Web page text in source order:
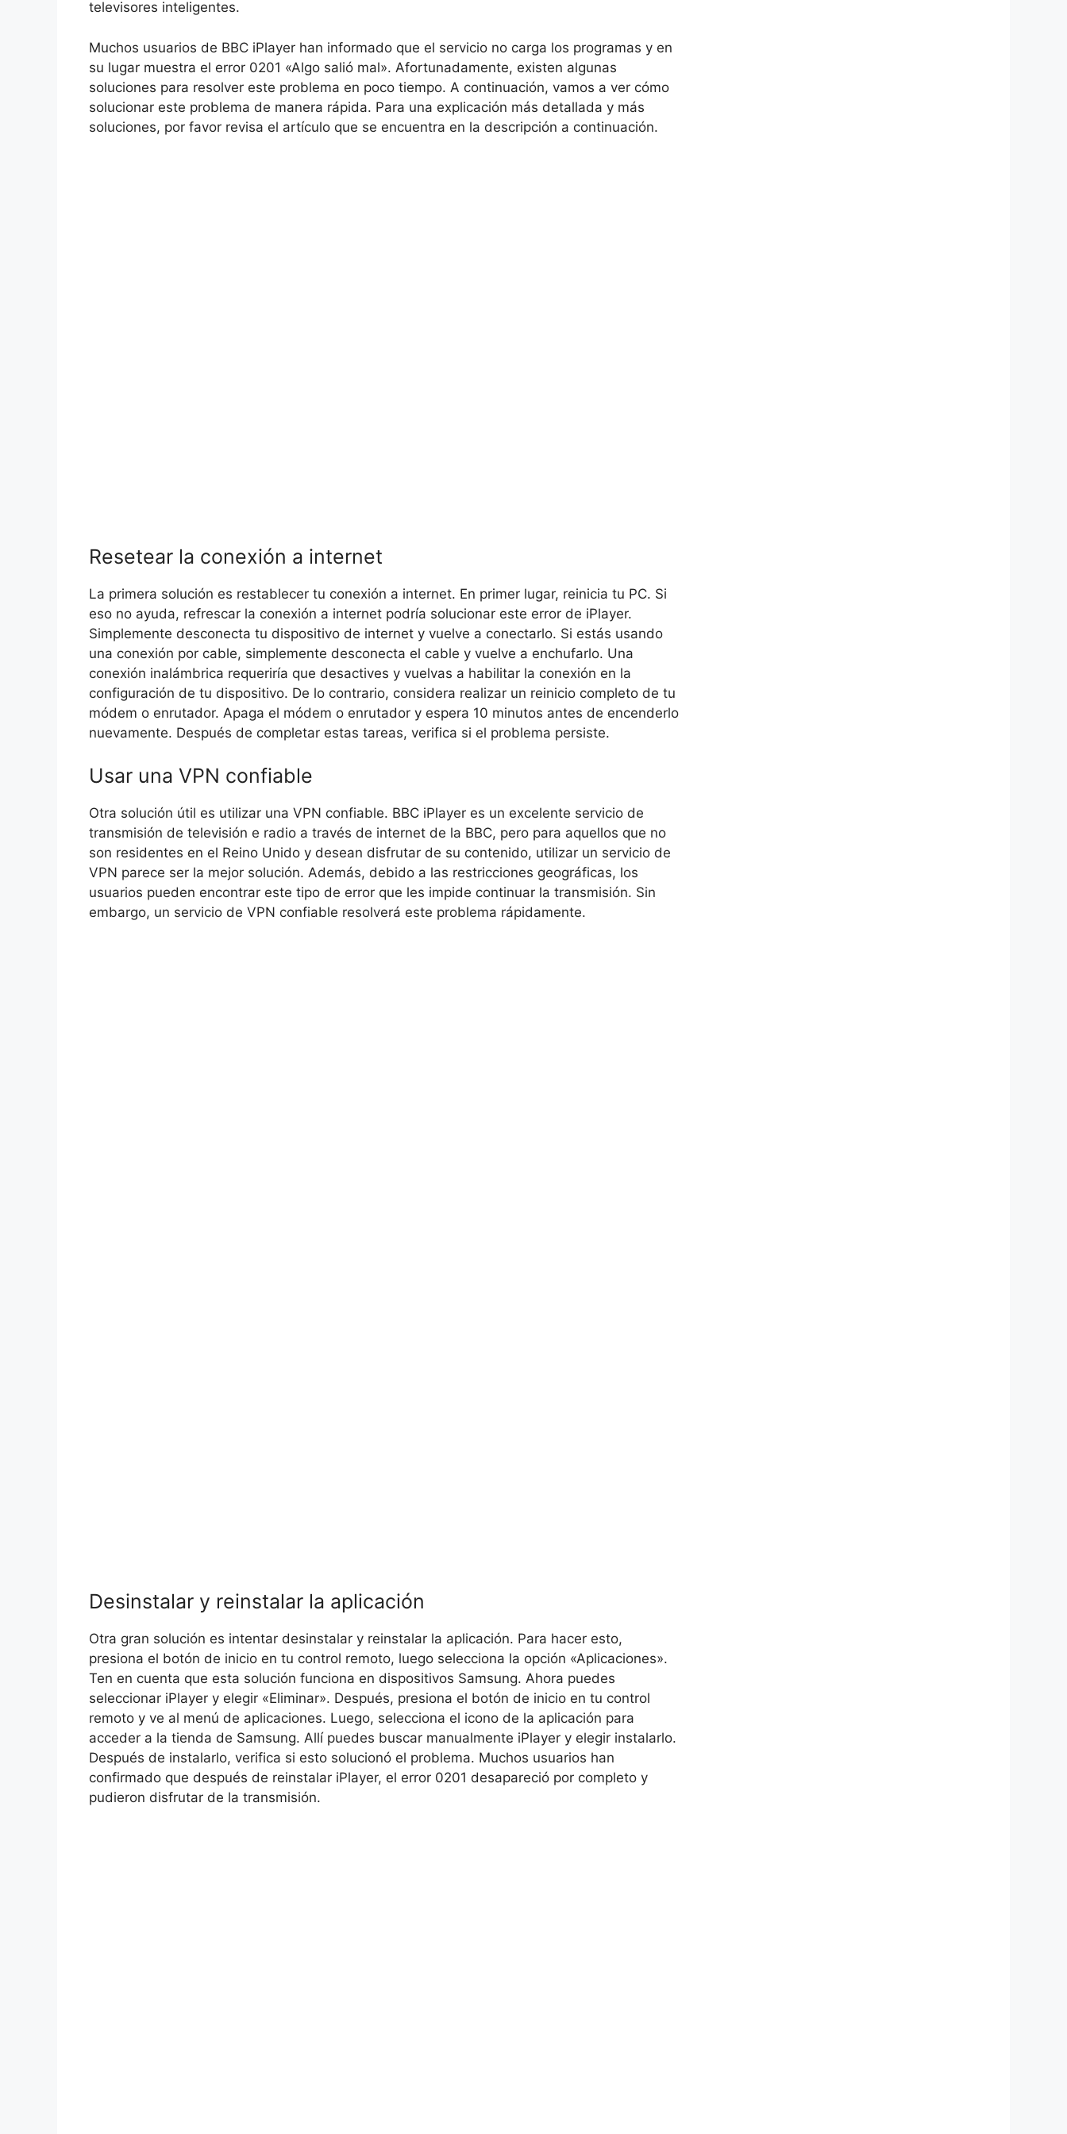
televisores inteligentes.
Muchos usuarios de BBC iPlayer han informado que el servicio no carga los programas y en
su lugar muestra el error 0201 «Algo salió mal». Afortunadamente, existen algunas
soluciones para resolver este problema en poco tiempo. A continuación, vamos a ver cómo
solucionar este problema de manera rápida. Para una explicación más detallada y más
soluciones, por favor revisa el artículo que se encuentra en la descripción a continuación.
Resetear la conexión a internet
La primera solución es restablecer tu conexión a internet. En primer lugar, reinicia tu PC. Si
eso no ayuda, refrescar la conexión a internet podría solucionar este error de iPlayer.
Simplemente desconecta tu dispositivo de internet y vuelve a conectarlo. Si estás usando
una conexión por cable, simplemente desconecta el cable y vuelve a enchufarlo. Una
conexión inalámbrica requeriría que desactives y vuelvas a habilitar la conexión en la
configuración de tu dispositivo. De lo contrario, considera realizar un reinicio completo de tu
módem o enrutador. Apaga el módem o enrutador y espera 10 minutos antes de encenderlo
nuevamente. Después de completar estas tareas, verifica si el problema persiste.
Usar una VPN confiable
Otra solución útil es utilizar una VPN confiable. BBC iPlayer es un excelente servicio de
transmisión de televisión e radio a través de internet de la BBC, pero para aquellos que no
son residentes en el Reino Unido y desean disfrutar de su contenido, utilizar un servicio de
VPN parece ser la mejor solución. Además, debido a las restricciones geográficas, los
usuarios pueden encontrar este tipo de error que les impide continuar la transmisión. Sin
embargo, un servicio de VPN confiable resolverá este problema rápidamente.
Desinstalar y reinstalar la aplicación
Otra gran solución es intentar desinstalar y reinstalar la aplicación. Para hacer esto,
presiona el botón de inicio en tu control remoto, luego selecciona la opción «Aplicaciones».
Ten en cuenta que esta solución funciona en dispositivos Samsung. Ahora puedes
seleccionar iPlayer y elegir «Eliminar». Después, presiona el botón de inicio en tu control
remoto y ve al menú de aplicaciones. Luego, selecciona el icono de la aplicación para
acceder a la tienda de Samsung. Allí puedes buscar manualmente iPlayer y elegir instalarlo.
Después de instalarlo, verifica si esto solucionó el problema. Muchos usuarios han
confirmado que después de reinstalar iPlayer, el error 0201 desapareció por completo y
pudieron disfrutar de la transmisión.